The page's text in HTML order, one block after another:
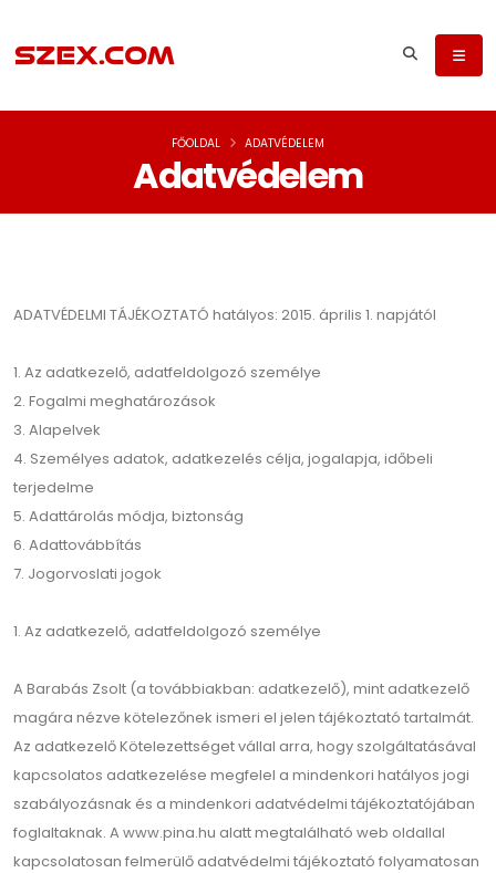
Adatvédelem
FŐOLDAL ADATVÉDELEM
ADATVÉDELMI TÁJÉKOZTATÓ hatályos: 2015. április 1. napjától
1. Az adatkezelő, adatfeldolgozó személye
2. Fogalmi meghatározások
3. Alapelvek
4. Személyes adatok, adatkezelés célja, jogalapja, időbeli
terjedelme
5. Adattárolás módja, biztonság
6. Adattovábbítás
7. Jogorvoslati jogok
1. Az adatkezelő, adatfeldolgozó személye
A Barabás Zsolt (a továbbiakban: adatkezelő), mint adatkezelő
magára nézve kötelezőnek ismeri el jelen tájékoztató tartalmát.
Az adatkezelő Kötelezettséget vállal arra, hogy szolgáltatásával
kapcsolatos adatkezelése megfelel a mindenkori hatályos jogi
szabályozásnak és a mindenkori adatvédelmi tájékoztatójában
foglaltaknak. A www.pina.hu alatt megtalálható web oldallal
kapcsolatosan felmerülő adatvédelmi tájékoztató folyamatosan